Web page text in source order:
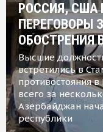
РОССИЯ, США
ПЕРЕГОВОРЫ
ОБОСТРЕНИЯ
Высшие
встретились в
противостояния
всего за
Азербайджан
республики